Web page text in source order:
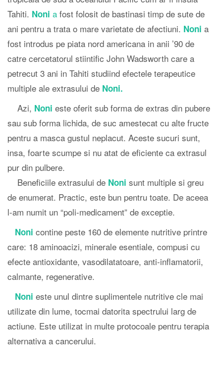
Tahiti. Noni a fost folosit de bastinasi timp de sute de
ani pentru a trata o mare varietate de afectiuni. Noni a
fost introdus pe piata nord americana in anii ’90 de
catre cercetatorul stiintific John Wadsworth care a
petrecut 3 ani in Tahiti studiind efectele terapeutice
multiple ale extrasului de Noni.
Azi, Noni este oferit sub forma de extras din pubere
sau sub forma lichida, de suc amestecat cu alte fructe
pentru a masca gustul neplacut. Aceste sucuri sunt,
insa, foarte scumpe si nu atat de eficiente ca extrasul
pur din pulbere.
Beneficiile extrasului de Noni sunt multiple si greu
de enumerat. Practic, este bun pentru toate. De aceea
l-am numit un “poli-medicament” de exceptie.
Noni contine peste 160 de elemente nutritive printre
care: 18 aminoacizi, minerale esentiale, compusi cu
efecte antioxidante, vasodilatatoare, anti-inflamatorii,
calmante, regenerative.
Noni este unul dintre suplimentele nutritive cle mai
utilizate din lume, tocmai datorita spectrului larg de
actiune. Este utilizat in multe protocoale pentru terapia
alternativa a cancerului.